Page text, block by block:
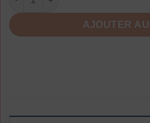
AJOUTER